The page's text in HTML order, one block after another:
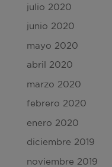
julio 2020
junio 2020
mayo 2020
abril 2020
marzo 2020
febrero 2020
enero 2020
diciembre 2019
noviembre 2019